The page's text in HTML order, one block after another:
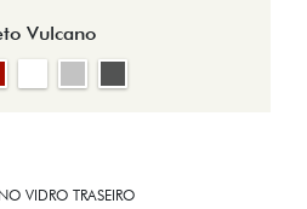
Vulcano
VIDRO TRASEIRO